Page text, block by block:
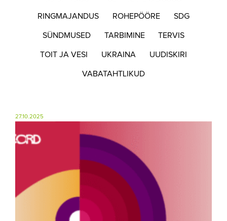
RINGMAJANDUS ROHEPÖÖRE SDG
SÜNDMUSED TARBIMINE TERVIS
TOIT JA VESI UKRAINA UUDISKIRI
VABATAHTLIKUD
27.10.2025